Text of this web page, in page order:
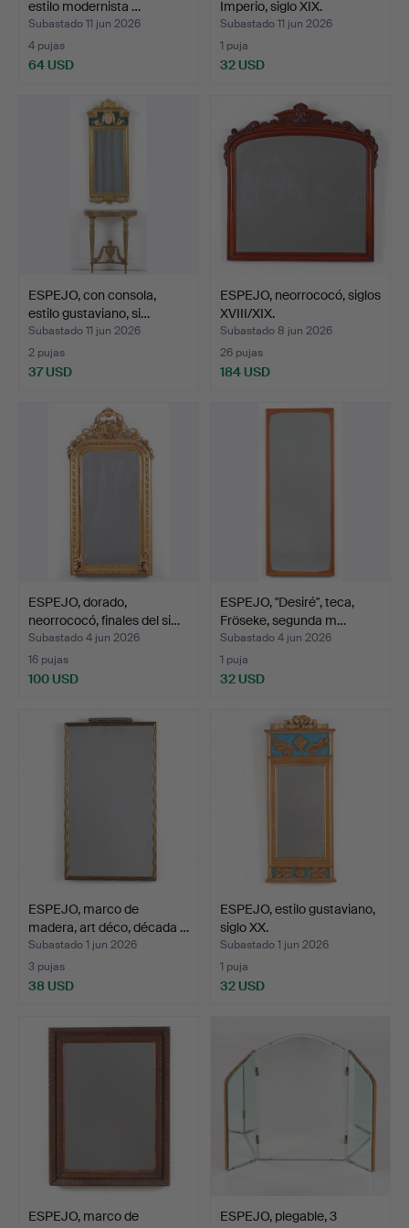
estilo modernista …
Subastado 11 jun 2026
4 pujas
64 USD
Imperio, siglo XIX.
Subastado 11 jun 2026
1 puja
32 USD
ESPEJO, con consola,
estilo gustaviano, si…
Subastado 11 jun 2026
2 pujas
37 USD
ESPEJO, neorrococó, siglos
XVIII/XIX.
Subastado 8 jun 2026
26 pujas
184 USD
ESPEJO, dorado,
neorrococó, finales del si…
Subastado 4 jun 2026
16 pujas
100 USD
ESPEJO, "Desiré", teca,
Fröseke, segunda m…
Subastado 4 jun 2026
1 puja
32 USD
ESPEJO, marco de
madera, art déco, década …
Subastado 1 jun 2026
3 pujas
38 USD
ESPEJO, estilo gustaviano,
siglo XX.
Subastado 1 jun 2026
1 puja
32 USD
ESPEJO, marco de
ESPEJO, plegable, 3